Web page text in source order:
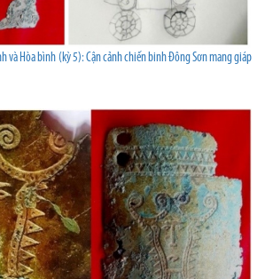
và Hòa bình (kỳ 5): Cận cảnh chiến binh Đông Sơn mang giáp